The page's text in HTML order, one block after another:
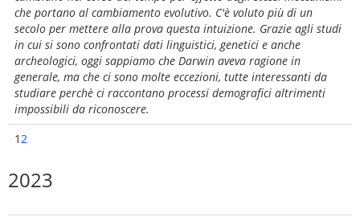
che portano al cambiamento evolutivo. C'è voluto più di un
secolo per mettere alla prova questa intuizione. Grazie agli studi
in cui si sono confrontati dati linguistici, genetici e anche
archeologici, oggi sappiamo che Darwin aveva ragione in
generale, ma che ci sono molte eccezioni, tutte interessanti da
studiare perchè ci raccontano processi demografici altrimenti
impossibili da riconoscere.
12
2023